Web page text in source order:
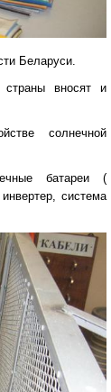
Беларуси.
страны вносят и
солнечной
батареи (
система